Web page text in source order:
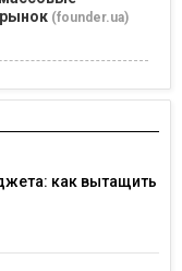
(founder.ua)
как вытащить